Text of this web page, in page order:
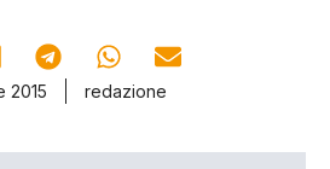
2015
redazione